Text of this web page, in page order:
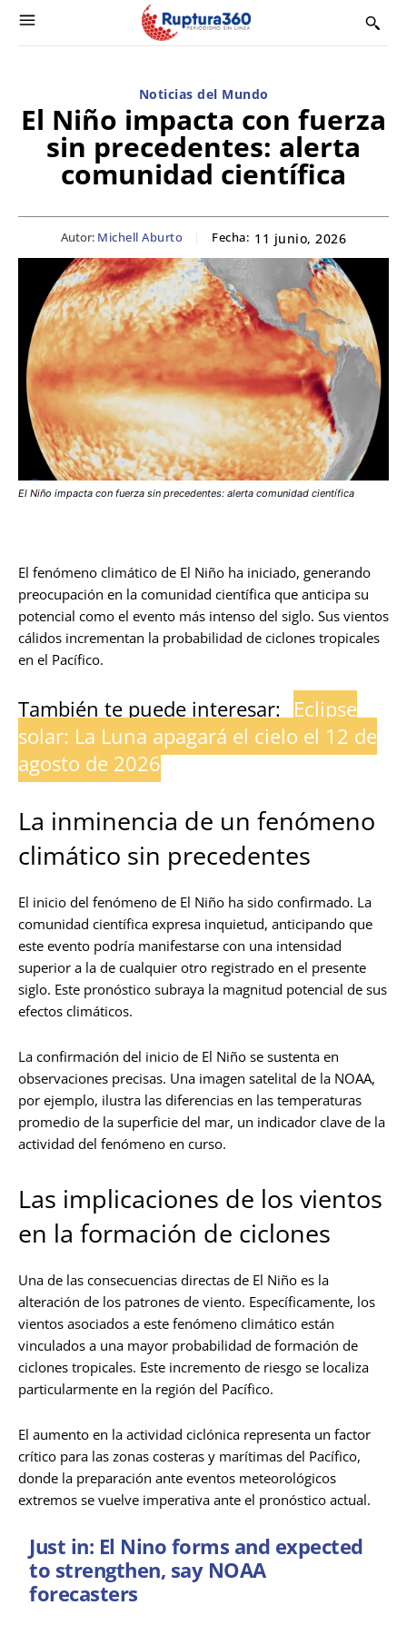
Noticias del Mundo
El Niño impacta con fuerza
sin precedentes: alerta
comunidad científica
Autor: Michell Aburto Fecha: 11 junio, 2026
El Niño impacta con fuerza sin precedentes: alerta comunidad científica
El fenómeno climático de El Niño ha iniciado, generando
preocupación en la comunidad científica que anticipa su
potencial como el evento más intenso del siglo. Sus vientos
cálidos incrementan la probabilidad de ciclones tropicales
en el Pacífico.
También te puede interesar: Eclipse
solar: La Luna apagará el cielo el 12 de
agosto de 2026
La inminencia de un fenómeno
climático sin precedentes
El inicio del fenómeno de El Niño ha sido confirmado. La
comunidad científica expresa inquietud, anticipando que
este evento podría manifestarse con una intensidad
superior a la de cualquier otro registrado en el presente
siglo. Este pronóstico subraya la magnitud potencial de sus
efectos climáticos.
La confirmación del inicio de El Niño se sustenta en
observaciones precisas. Una imagen satelital de la NOAA,
por ejemplo, ilustra las diferencias en las temperaturas
promedio de la superficie del mar, un indicador clave de la
actividad del fenómeno en curso.
Las implicaciones de los vientos
en la formación de ciclones
Una de las consecuencias directas de El Niño es la
alteración de los patrones de viento. Específicamente, los
vientos asociados a este fenómeno climático están
vinculados a una mayor probabilidad de formación de
ciclones tropicales. Este incremento de riesgo se localiza
particularmente en la región del Pacífico.
El aumento en la actividad ciclónica representa un factor
crítico para las zonas costeras y marítimas del Pacífico,
donde la preparación ante eventos meteorológicos
extremos se vuelve imperativa ante el pronóstico actual.
Just in: El Nino forms and expected
to strengthen, say NOAA
forecasters